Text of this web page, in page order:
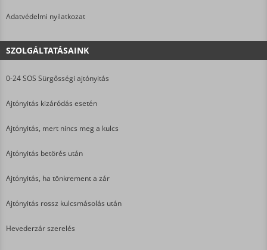
Adatvédelmi nyilatkozat
SZOLGÁLTATÁSAINK
0-24 SOS Sürgősségi ajtónyitás
Ajtónyitás kizáródás esetén
Ajtónyitás, mert nincs meg a kulcs
Ajtónyitás betörés után
Ajtónyitás, ha tönkrement a zár
Ajtónyitás rossz kulcsmásolás után
Hevederzár szerelés